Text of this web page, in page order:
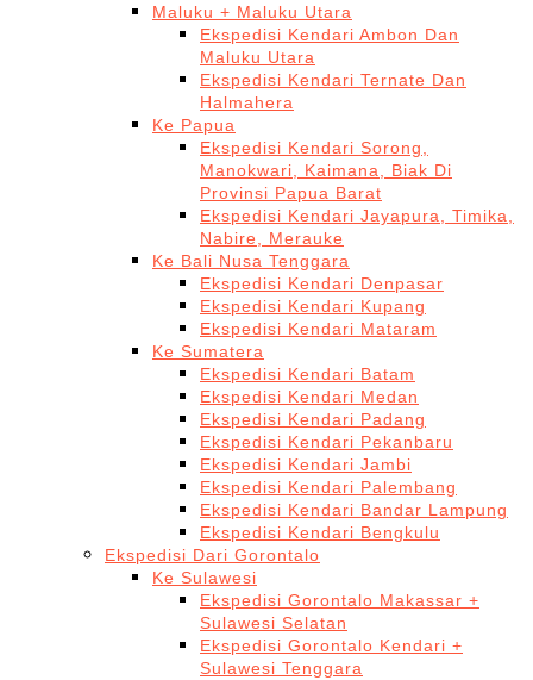
Maluku + Maluku Utara
Ekspedisi Kendari Ambon Dan
Maluku Utara
Ekspedisi Kendari Ternate Dan
Halmahera
Ke Papua
Ekspedisi Kendari Sorong,
Manokwari, Kaimana, Biak Di
Provinsi Papua Barat
Ekspedisi Kendari Jayapura, Timika,
Nabire, Merauke
Ke Bali Nusa Tenggara
Ekspedisi Kendari Denpasar
Ekspedisi Kendari Kupang
Ekspedisi Kendari Mataram
Ke Sumatera
Ekspedisi Kendari Batam
Ekspedisi Kendari Medan
Ekspedisi Kendari Padang
Ekspedisi Kendari Pekanbaru
Ekspedisi Kendari Jambi
Ekspedisi Kendari Palembang
Ekspedisi Kendari Bandar Lampung
Ekspedisi Kendari Bengkulu
Ekspedisi Dari Gorontalo
Ke Sulawesi
Ekspedisi Gorontalo Makassar +
Sulawesi Selatan
Ekspedisi Gorontalo Kendari +
Sulawesi Tenggara